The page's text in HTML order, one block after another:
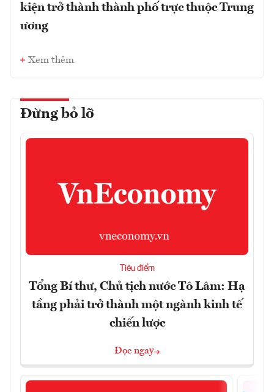
kiện trở thành thành phố trực thuộc Trung
ương
Xem thêm
Đừng bỏ lỡ
Tiêu điểm
Tổng Bí thư, Chủ tịch nước Tô Lâm: Hạ
tầng phải trở thành một ngành kinh tế
chiến lược
Đọc ngay